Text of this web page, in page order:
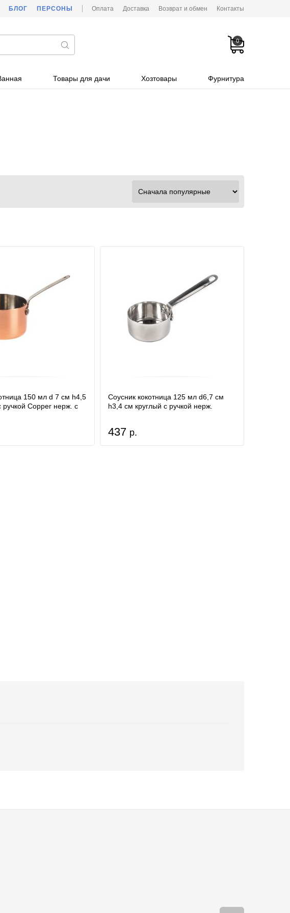
БЛОГ ПЕРСОНЫ Оплата Доставка Возврат и обмен Контакты
0
Товары для дачи Хозтовары Фурнитура
150 мл d 7 см h4,5
ручкой Copper нерж. с
Соусник кокотница 125 мл d6,7 см
h3,4 см круглый с ручкой нерж.
437 р.